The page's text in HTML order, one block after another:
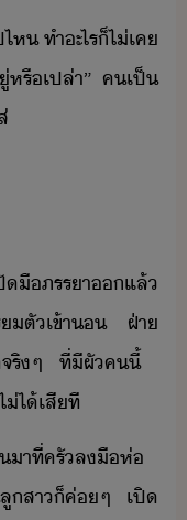
ห​ ​ทำ​ะไร​็​ไ่เค​
รืเปล่า​”​ ​ค​เป็​
​ื​ภรรา​​แล้​
ตั​เข้า​ ​ฝ่า​
จริๆ​ ​ที่​ี​ผั​ค​ี้​
่ไ้​เสีที
าที​่​ครั​ลื​ห่​
สา​็​ค่ๆ​ ​เปิ​